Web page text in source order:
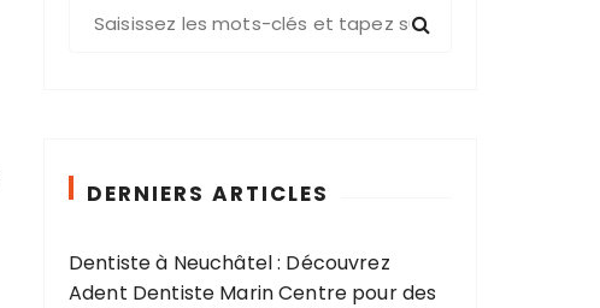
e
p
DERNIERS ARTICLES
Dentiste à Neuchâtel : Découvrez
Adent Dentiste Marin Centre pour des